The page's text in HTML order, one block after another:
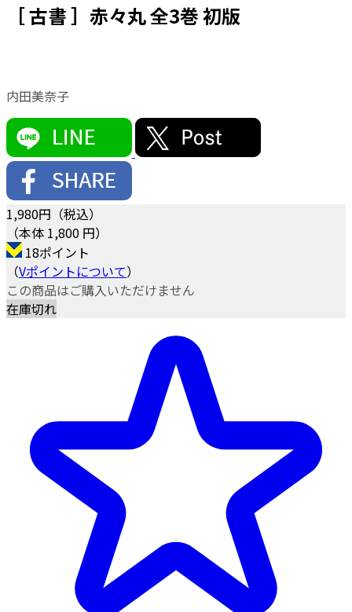
［ 古書 ］赤々丸 全3巻 初版
内田美奈子
1,980円（税込）
（本体 1,800 円）
18ポイント
（Vポイントについて）
この商品はご購入いただけません
在庫切れ